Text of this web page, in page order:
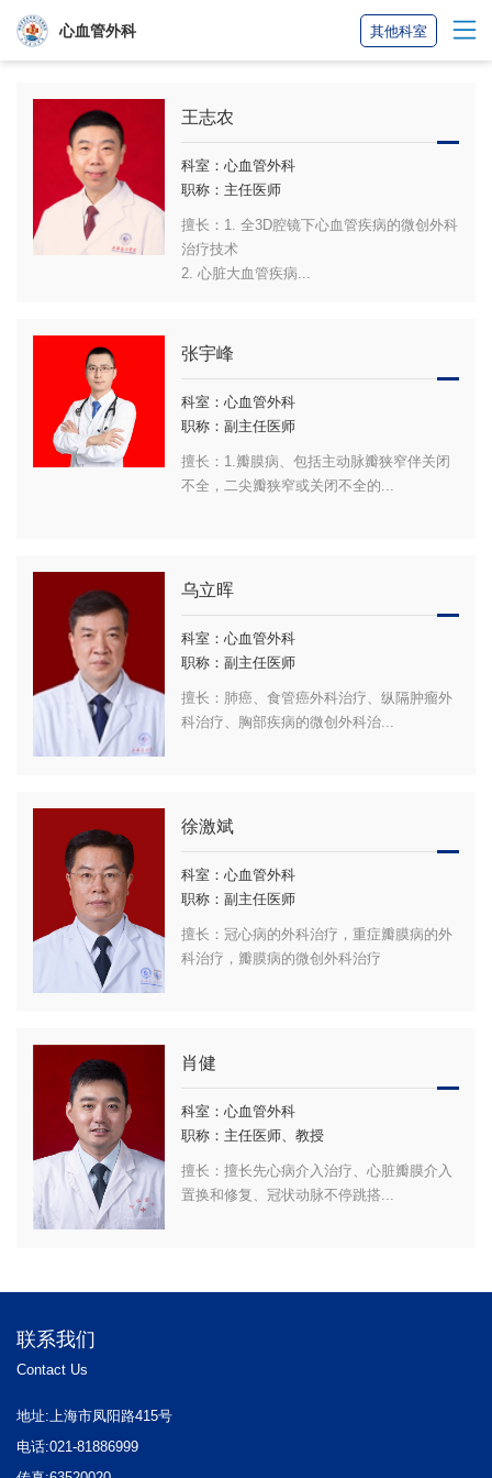
心血管外科 其他科室
王志农
科室：心血管外科
职称：主任医师
擅长：1. 全3D腔镜下心血管疾病的微创外科
治疗技术
2. 心脏大血管疾病...
张宇峰
科室：心血管外科
职称：副主任医师
擅长：1.瓣膜病、包括主动脉瓣狭窄伴关闭
不全，二尖瓣狭窄或关闭不全的...
乌立晖
科室：心血管外科
职称：副主任医师
擅长：肺癌、食管癌外科治疗、纵隔肿瘤外
科治疗、胸部疾病的微创外科治...
徐激斌
科室：心血管外科
职称：副主任医师
擅长：冠心病的外科治疗，重症瓣膜病的外
科治疗，瓣膜病的微创外科治疗
肖健
科室：心血管外科
职称：主任医师、教授
擅长：擅长先心病介入治疗、心脏瓣膜介入
置换和修复、冠状动脉不停跳搭...
联系我们
Contact Us
地址:上海市凤阳路415号
电话:021-81886999